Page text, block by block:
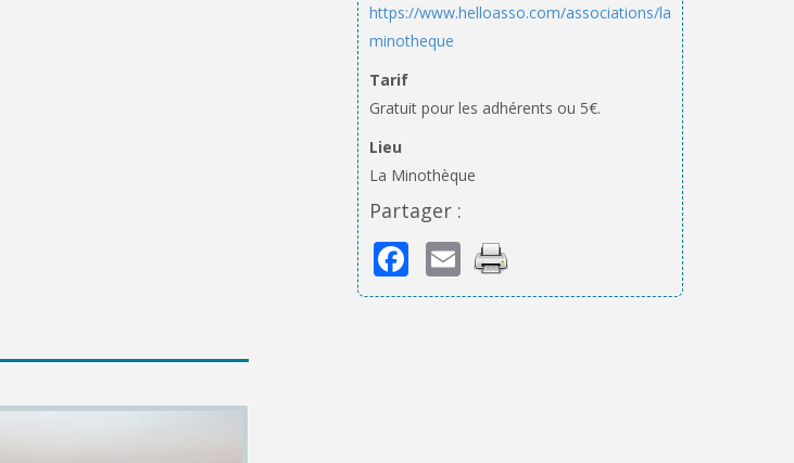
https://www.helloasso.com/associations/la-
minotheque
Tarif
Gratuit pour les adhérents ou 5€.
Lieu
La Minothèque
Partager :
Facebook
Email